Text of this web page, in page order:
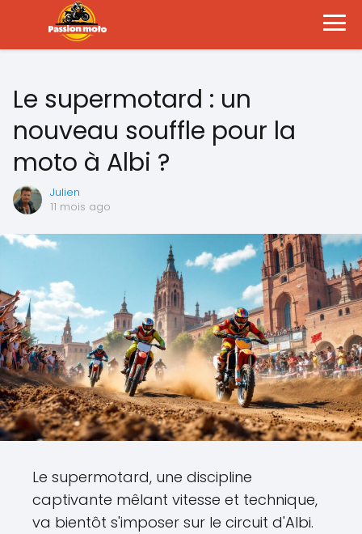
Le supermotard : un
nouveau souffle pour la
moto à Albi ?
Julien
11 mois ago
Le supermotard, une discipline
captivante mêlant vitesse et technique,
va bientôt s'imposer sur le circuit d'Albi.